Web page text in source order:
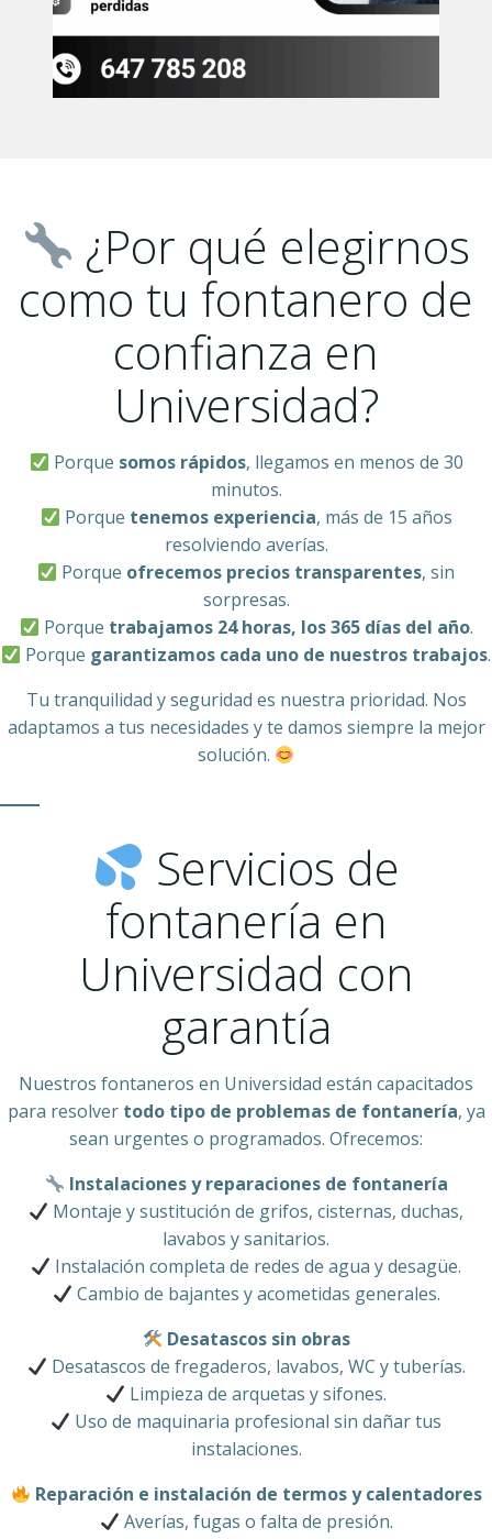
¿Por qué elegirnos
como tu fontanero de
confianza en
Universidad?
Porque somos rápidos, llegamos en menos de 30
minutos.
Porque tenemos experiencia, más de 15 años
resolviendo averías.
Porque ofrecemos precios transparentes, sin
sorpresas.
Porque trabajamos 24 horas, los 365 días del año.
Porque garantizamos cada uno de nuestros trabajos.
Tu tranquilidad y seguridad es nuestra prioridad. Nos
adaptamos a tus necesidades y te damos siempre la mejor
solución.
Servicios de
fontanería en
Universidad con
garantía
Nuestros fontaneros en Universidad están capacitados
para resolver todo tipo de problemas de fontanería, ya
sean urgentes o programados. Ofrecemos:
Instalaciones y reparaciones de fontanería
Montaje y sustitución de grifos, cisternas, duchas,
lavabos y sanitarios.
Instalación completa de redes de agua y desagüe.
Cambio de bajantes y acometidas generales.
Desatascos sin obras
Desatascos de fregaderos, lavabos, WC y tuberías.
Limpieza de arquetas y sifones.
Uso de maquinaria profesional sin dañar tus
instalaciones.
Reparación e instalación de termos y calentadores
Averías, fugas o falta de presión.